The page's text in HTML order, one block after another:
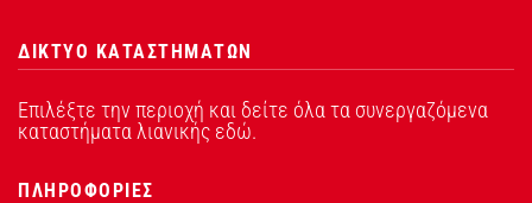
ΔΙΚΤΥΟ ΚΑΤΑΣΤΗΜΑΤΩΝ
Επιλέξτε την περιοχή και δείτε όλα τα συνεργαζόμενα
καταστήματα λιανικής εδώ.
ΠΛΗΡΟΦΟΡΙΕΣ